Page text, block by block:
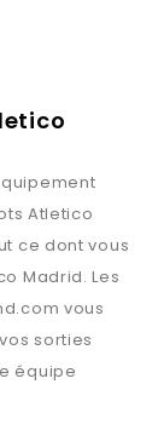
Atletico
ce dont vous
Madrid. Les
vous
sorties
équipe